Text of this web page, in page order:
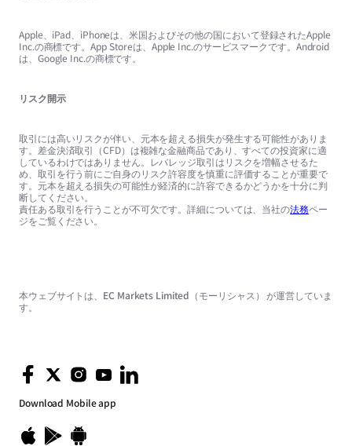
Apple、iPad、iPhoneは、米国およびその他の国において登録されたApple
Inc.の商標です。App Storeは、Apple Inc.のサービスマークです。Android
は、Google Inc.の商標です。
リスク開示
取引には高いリスクが伴い、元本を超える損失が発生する可能性がありま
す。差金決済取引（CFD）は複雑な金融商品であり、すべての投資家に適
しているわけではありません。レバレッジ取引はリスクを増幅させるた
め、取引を行う前にご自身のリスク許容度を慎重に評価することが重要で
す。元本を超える損失の可能性が経済的に許容できるかどうかを十分に判
断してください。
責任ある取引を行うことが不可欠です。詳細については、当社の法務ペー
ジをご覧ください。
Download Mobile app
本ウェブサイトは、EC Markets Limited（モーリシャス） が運営していま
す。